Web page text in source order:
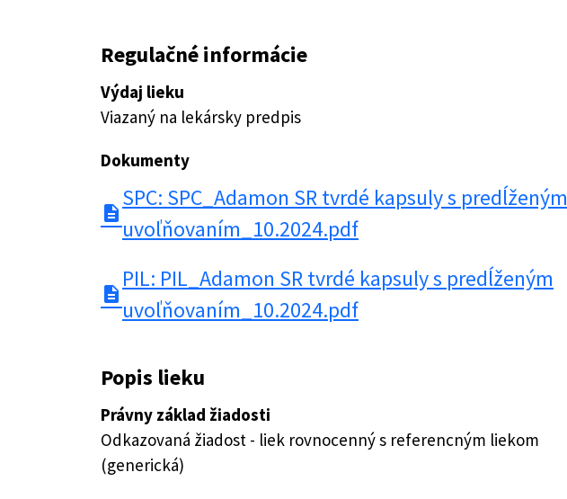
Regulačné informácie
Výdaj lieku
Viazaný na lekársky predpis
Dokumenty
description
SPC: SPC_Adamon SR tvrdé kapsuly s predĺženým
uvoľňovaním_10.2024.pdf
description
PIL: PIL_Adamon SR tvrdé kapsuly s predĺženým
uvoľňovaním_10.2024.pdf
Popis lieku
Právny základ žiadosti
Odkazovaná žiadost - liek rovnocenný s referencným liekom
(generická)